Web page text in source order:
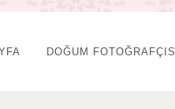
DOĞUM FOTOĞRAFÇISI